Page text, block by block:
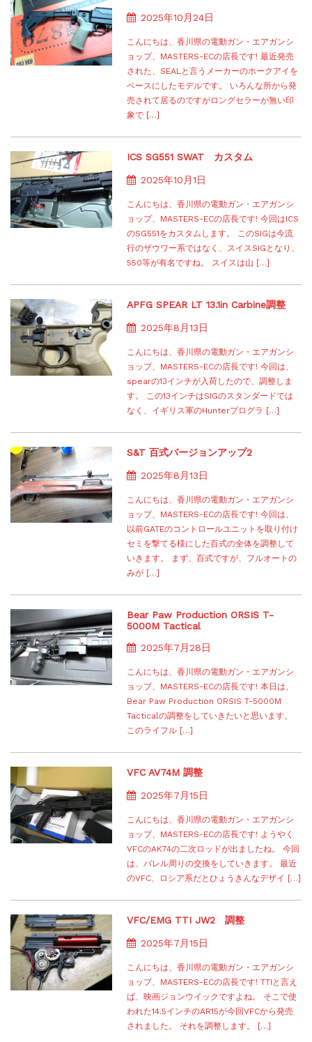
2025年10月24日
こんにちは、香川県の電動ガン・エアガンシ
ョップ、MASTERS-ECの店長です! 最近発売
された、SEALと言うメーカーのホークアイを
ベースにしたモデルです。 いろんな所から発
売されて居るのですがロングセラーが無い印
象で […]
ICS SG551 SWAT カスタム
2025年10月1日
こんにちは、香川県の電動ガン・エアガンシ
ョップ、MASTERS-ECの店長です! 今回はICS
のSG551をカスタムします。 このSIGは今流
行のザウワー系ではなく、スイスSIGとなり、
550等が有名ですね。 スイスは山 […]
APFG SPEAR LT 13.1in Carbine調整
2025年8月13日
こんにちは、香川県の電動ガン・エアガンシ
ョップ、MASTERS-ECの店長です! 今回は、
spearの13インチが入荷したので、調整しま
す。 この13インチはSIGのスタンダードでは
なく、イギリス軍のHunterプログラ […]
S&T 百式バージョンアップ2
2025年8月13日
こんにちは、香川県の電動ガン・エアガンシ
ョップ、MASTERS-ECの店長です! 今回は、
以前GATEのコントロールユニットを取り付け
セミを撃てる様にした百式の全体を調整して
いきます。 まず、百式ですが、フルオートの
みが […]
Bear Paw Production ORSIS T-
5000M Tactical
2025年7月28日
こんにちは、香川県の電動ガン・エアガンシ
ョップ、MASTERS-ECの店長です! 本日は、
Bear Paw Production ORSIS T-5000M
Tacticalの調整をしていきたいと思います。
このライフル […]
VFC AV74M 調整
2025年7月15日
こんにちは、香川県の電動ガン・エアガンシ
ョップ、MASTERS-ECの店長です! ようやく
VFCのAK74の二次ロッドが出ましたね。 今回
は、バレル周りの交換をしていきます。 最近
のVFC、ロシア系だとひょうきんなデザイ […]
VFC/EMG TTI JW2 調整
2025年7月15日
こんにちは、香川県の電動ガン・エアガンシ
ョップ、MASTERS-ECの店長です! TTIと言え
ば、映画ジョンウイックですよね。 そこで使
われた14.5インチのAR15が今回VFCから発売
されました。 それを調整します。 […]